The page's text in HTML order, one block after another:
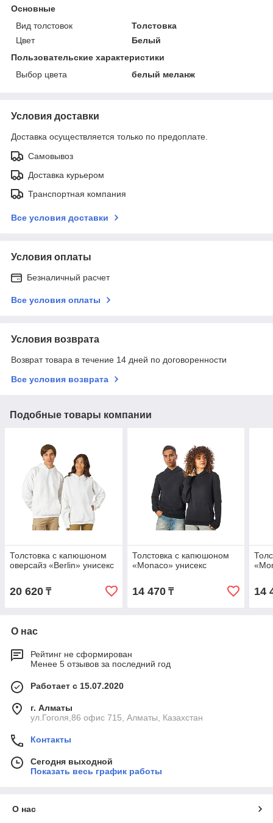
Основные
Вид толстовок
Толстовка
Цвет
Белый
Пользовательские характеристики
Выбор цвета
белый меланж
Условия доставки
Доставка осуществляется только по предоплате.
Самовывоз
Доставка курьером
Транспортная компания
Все условия доставки
Условия оплаты
Безналичный расчет
Все условия оплаты
Условия возврата
Возврат товара в течение 14 дней по договоренности
Все условия возврата
Подобные товары компании
Толстовка с капюшоном
оверсайз «Berlin» унисекс
20 620 ₸
Толстовка с капюшоном
«Monaco» унисекс
14 470₸ 14
О нас
Рейтинг не сформирован
Менее 5 отзывов за последний год
Работает с 15.07.2020
г. Алматы
ул.Гоголя,86 офис 715, Алматы, Казахстан
Контакты
Сегодня выходной
Показать весь график работы
О нас